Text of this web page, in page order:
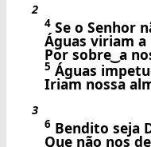
2
4 Se o Senhor
Águas viriam
Por sobre ͜ a
5 Águas
Iriam nossa
3
6 Bendito seja
Que não nos